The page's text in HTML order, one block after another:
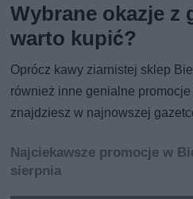
Wybrane okazje z
warto kupić?
Oprócz kawy ziarnistej sklep
również inne genialne
znajdziesz w najnowszej
Najciekawsze promocje w
sierpnia